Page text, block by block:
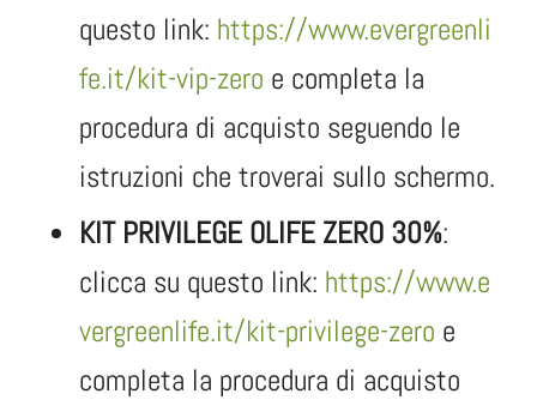
questo link: https://www.evergreenli
fe.it/kit-vip-zero e completa la
procedura di acquisto seguendo le
istruzioni che troverai sullo schermo.
KIT PRIVILEGE OLIFE ZERO 30%:
clicca su questo link: https://www.e
vergreenlife.it/kit-privilege-zero e
completa la procedura di acquisto